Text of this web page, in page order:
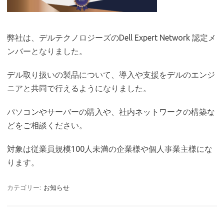
弊社は、デルテクノロジーズのDell Expert Network 認定メ
ンバーとなりました。
デル取り扱いの製品について、導入や支援をデルのエンジ
ニアと共同で行えるようになりました。
パソコンやサーバーの購入や、社内ネットワークの構築な
どをご相談ください。
対象は従業員規模100人未満の企業様や個人事業主様にな
ります。
カテゴリー: お知らせ